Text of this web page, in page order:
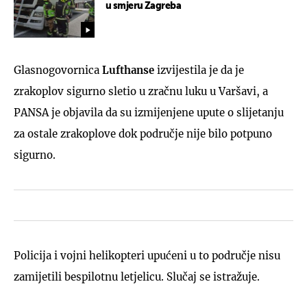
u smjeru Zagreba
Glasnogovornica Lufthanse izvijestila je da je
zrakoplov sigurno sletio u zračnu luku u Varšavi, a
PANSA je objavila da su izmijenjene upute o slijetanju
za ostale zrakoplove dok područje nije bilo potpuno
sigurno.
Policija i vojni helikopteri upućeni u to područje nisu
zamijetili bespilotnu letjelicu. Slučaj se istražuje.